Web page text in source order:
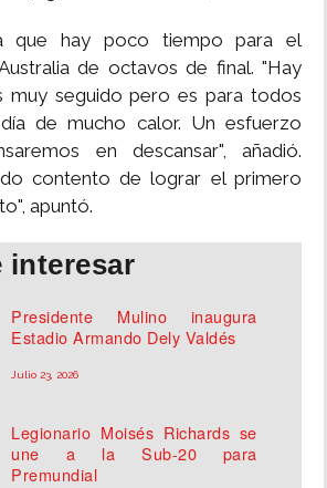
que hay poco tiempo para el
de octavos de final. "Hay
muy seguido pero es para todos
de mucho calor. Un esfuerzo
en descansar", añadió.
contento de lograr el primero
apuntó.
interesar
Presidente Mulino inaugura
Estadio Armando Dely Valdés
Julio 23, 2026
Legionario Moisés Richards se
une a la Sub-20 para
Premundial